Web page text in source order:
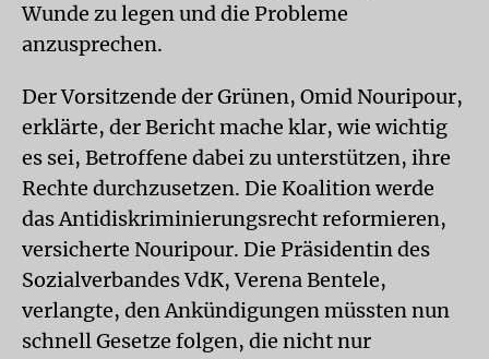
Wunde zu legen und die Probleme
anzusprechen.
Der Vorsitzende der Grünen, Omid Nouripour,
erklärte, der Bericht mache klar, wie wichtig
es sei, Betroffene dabei zu unterstützen, ihre
Rechte durchzusetzen. Die Koalition werde
das Antidiskriminierungsrecht reformieren,
versicherte Nouripour. Die Präsidentin des
Sozialverbandes VdK, Verena Bentele,
verlangte, den Ankündigungen müssten nun
schnell Gesetze folgen, die nicht nur